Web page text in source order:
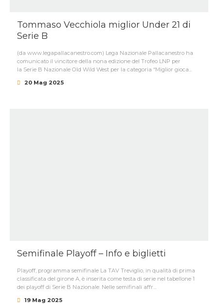
Tommaso Vecchiola miglior Under 21 di
Serie B
(da www.legapallacanestro.com) Lega Nazionale Pallacanestro ha
comunicato il vincitore della nona edizione del Trofeo LNP per
la Serie B Nazionale Old Wild West per la categoria “Miglior gioca...
20 Mag 2025
Semifinale Playoff – Info e biglietti
Playoff, programma semifinale La TAV Treviglio, in qualità di prima
classificata del girone A, è inserita come testa di serie nel tabellone 1
dei playoff di Serie B Nazionale. Nelle semifinali affr...
19 Mag 2025